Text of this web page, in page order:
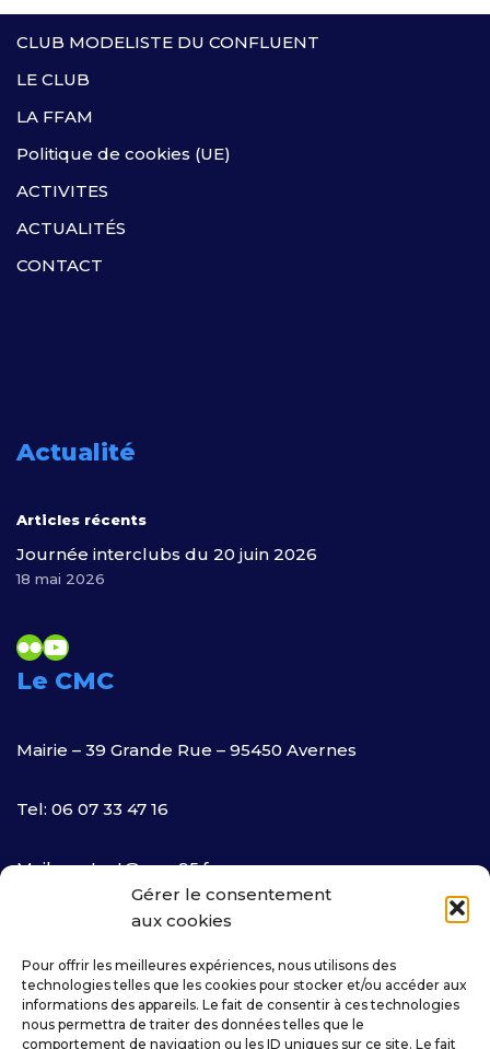
Gérer le consentement
aux cookies
Pour offrir les meilleures expériences, nous utilisons des
technologies telles que les cookies pour stocker et/ou accéder aux
informations des appareils. Le fait de consentir à ces technologies
nous permettra de traiter des données telles que le
comportement de navigation ou les ID uniques sur ce site. Le fait
CLUB MODELISTE DU CONFLUENT
LE CLUB
LA FFAM
Politique de cookies (UE)
ACTIVITES
ACTUALITÉS
CONTACT
Actualité
Articles récents
Journée interclubs du 20 juin 2026
18 mai 2026
Le CMC
Mairie – 39 Grande Rue – 95450 Avernes
Tel: 06 07 33 47 16
Mail:contact@cmc95.fr
Newsletters
Inscrivez-vous!